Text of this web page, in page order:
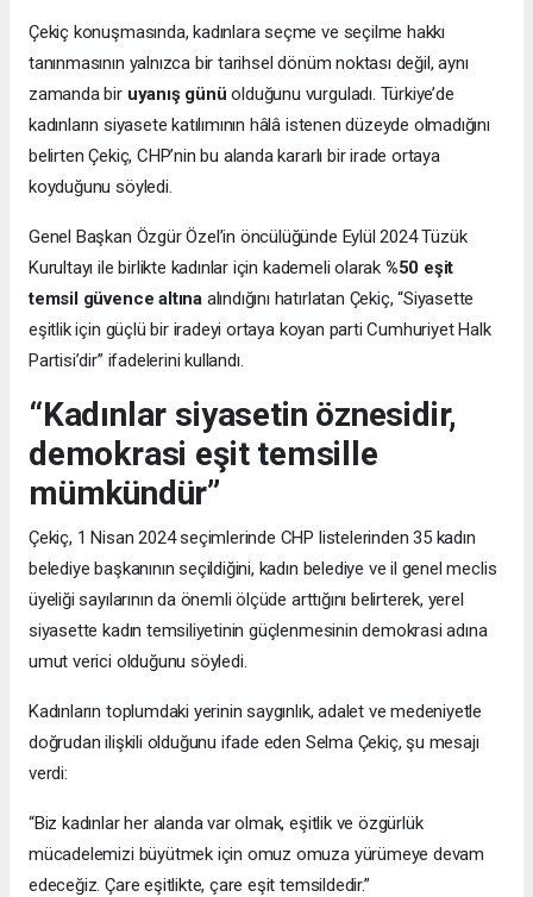
Çekiç konuşmasında, kadınlara seçme ve seçilme hakkı
tanınmasının yalnızca bir tarihsel dönüm noktası değil, aynı
zamanda bir uyanış günü olduğunu vurguladı. Türkiye’de
kadınların siyasete katılımının hâlâ istenen düzeyde olmadığını
belirten Çekiç, CHP’nin bu alanda kararlı bir irade ortaya
koyduğunu söyledi.
Genel Başkan Özgür Özel’in öncülüğünde Eylül 2024 Tüzük
Kurultayı ile birlikte kadınlar için kademeli olarak %50 eşit
temsil güvence altınaalındığını hatırlatan Çekiç, “Siyasette
eşitlik için güçlü bir iradeyi ortaya koyan parti Cumhuriyet Halk
Partisi’dir” ifadelerini kullandı.
“Kadınlar siyasetin öznesidir,
demokrasi eşit temsille
mümkündür”
Çekiç, 1 Nisan 2024 seçimlerinde CHP listelerinden 35 kadın
belediye başkanının seçildiğini, kadın belediye ve il genel meclis
üyeliği sayılarının da önemli ölçüde arttığını belirterek, yerel
siyasette kadın temsiliyetinin güçlenmesinin demokrasi adına
umut verici olduğunu söyledi.
Kadınların toplumdaki yerinin saygınlık, adalet ve medeniyetle
doğrudan ilişkili olduğunu ifade eden Selma Çekiç, şu mesajı
verdi:
“Biz kadınlar her alanda var olmak, eşitlik ve özgürlük
mücadelemizi büyütmek için omuz omuza yürümeye devam
edeceğiz. Çare eşitlikte, çare eşit temsildedir.”